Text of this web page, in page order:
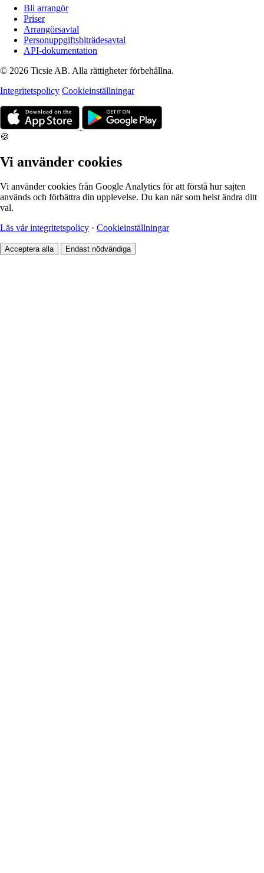
Bli arrangör
Priser
Arrangörsavtal
Personuppgiftsbiträdesavtal
API-dokumentation
© 2026 Ticsie AB. Alla rättigheter förbehållna.
Integritetspolicy Cookieinställningar
🍪
Vi använder cookies
Vi använder cookies från Google Analytics för att förstå hur sajten
används och förbättra din upplevelse. Du kan när som helst ändra ditt
val.
Läs vår integritetspolicy · Cookieinställningar
Acceptera alla Endast nödvändiga